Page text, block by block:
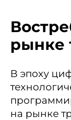
рынке
В эпоху
на рынке